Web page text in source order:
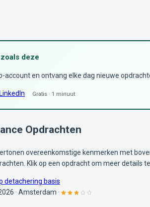
deze
account en ontvang elke dag nieuwe
Gratis · 1 minuut
Opdrachten
overeenkomstige kenmerken met
Klik op een opdracht om meer details
detachering basis
· Amsterdam ·